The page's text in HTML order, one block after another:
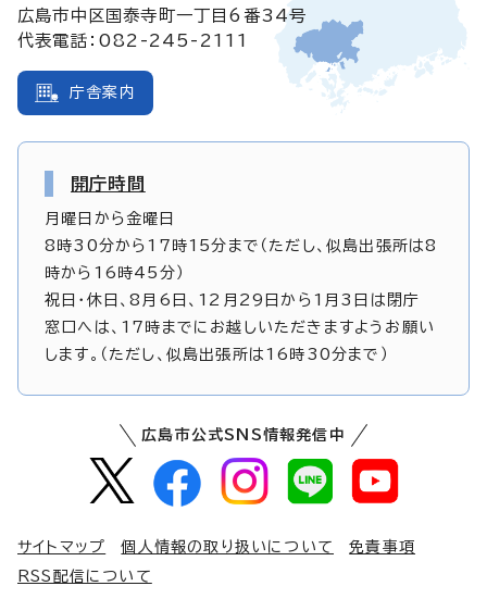
広島市中区国泰寺町一丁目6番34号
代表電話：082-245-2111
庁舎案内
開庁時間
月曜日から金曜日
8時30分から17時15分まで（ただし、似島出張所は8
時から16時45分）
祝日・休日、8月6日、12月29日から1月3日は閉庁
窓口へは、17時までにお越しいただきますようお願い
します。（ただし、似島出張所は16時30分まで）
広島市公式SNS情報発信中
サイトマップ 個人情報の取り扱いについて
免責事項
RSS配信について